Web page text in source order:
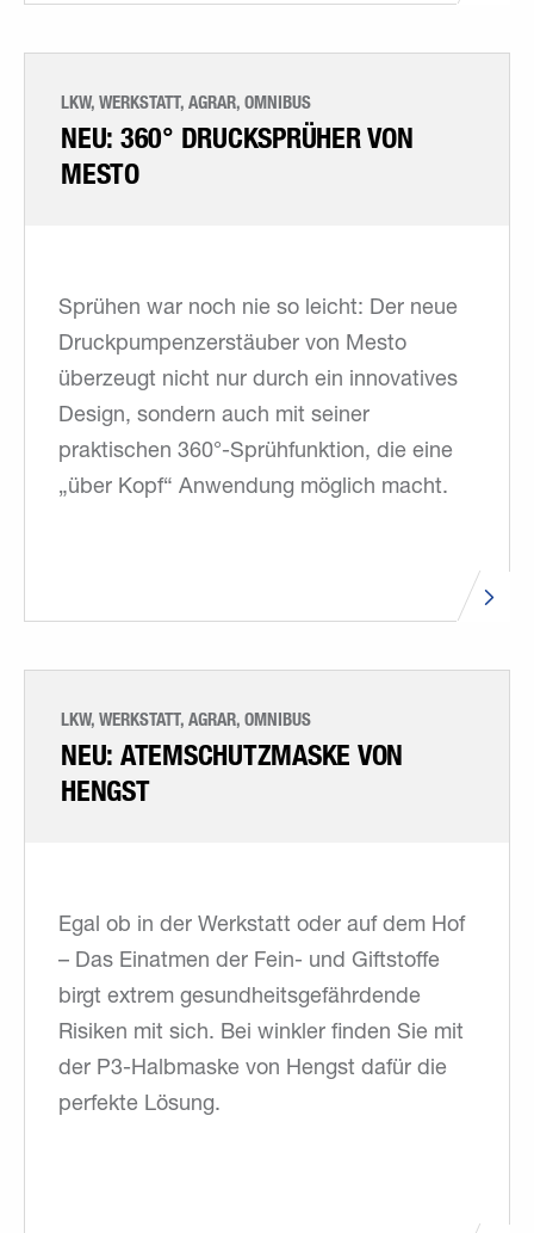
LKW, WERKSTATT, AGRAR, OMNIBUS
NEU: 360° DRUCKSPRÜHER VON
MESTO
Sprühen war noch nie so leicht: Der neue
Druckpumpenzerstäuber von Mesto
überzeugt nicht nur durch ein innovatives
Design, sondern auch mit seiner
praktischen 360°-Sprühfunktion, die eine
„über Kopf“ Anwendung möglich macht.
LKW, WERKSTATT, AGRAR, OMNIBUS
NEU: ATEMSCHUTZMASKE VON
HENGST
Egal ob in der Werkstatt oder auf dem Hof
– Das Einatmen der Fein- und Giftstoffe
birgt extrem gesundheitsgefährdende
Risiken mit sich. Bei winkler finden Sie mit
der P3-Halbmaske von Hengst dafür die
perfekte Lösung.